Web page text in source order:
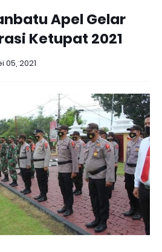
Apel Gelar
Ketupat 2021
05, 2021